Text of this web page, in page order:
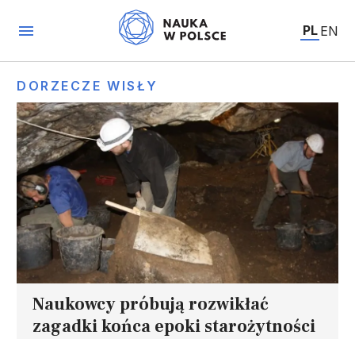
PL EN
DORZECZE WISŁY
Naukowcy próbują rozwikłać
zagadki końca epoki starożytności